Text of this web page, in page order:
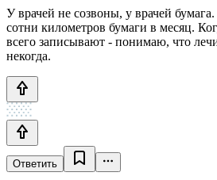
У врачей не созвоны, у врачей
сотни километров бумаги в месяц.
всего записывают - понимаю, что
некогда.
Ответить